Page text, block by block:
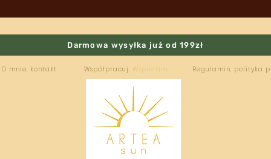
Darmowa wysyłka już od 199zł
O mnie, kontakt Współpracuj. Wspieram Regulamin, polityka
ARTEA
SUN